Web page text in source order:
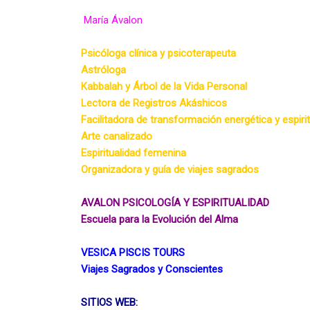
María Ávalon
Psicóloga clínica y psicoterapeuta
Astróloga
Kabbalah y Árbol de la Vida Personal
Lectora de Registros Akáshicos
Facilitadora de transformación energética y
Arte canalizado
Espiritualidad femenina
Organizadora y guía de viajes sagrados
AVALON PSICOLOGÍA Y ESPIRITUALIDAD
Escuela para la Evolución del Alma
VESICA PISCIS TOURS
Viajes Sagrados y Conscientes
SITIOS WEB: